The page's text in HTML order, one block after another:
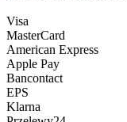
Visa
MasterCard
American Express
Apple Pay
Bancontact
EPS
Klarna